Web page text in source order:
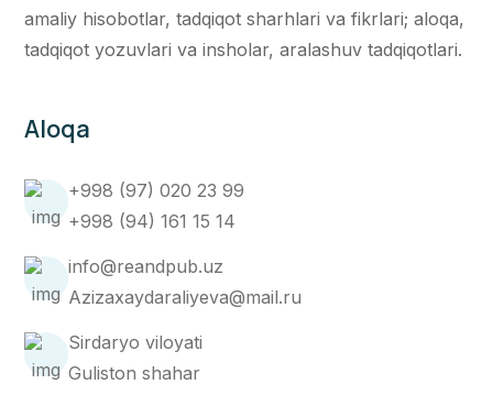
amaliy hisobotlar, tadqiqot sharhlari va fikrlari; aloqa,
tadqiqot yozuvlari va insholar, aralashuv tadqiqotlari.
Aloqa
+998 (97) 020 23 99
+998 (94) 161 15 14
info@reandpub.uz
Azizaxaydaraliyeva@mail.ru
Sirdaryo viloyati
Guliston shahar